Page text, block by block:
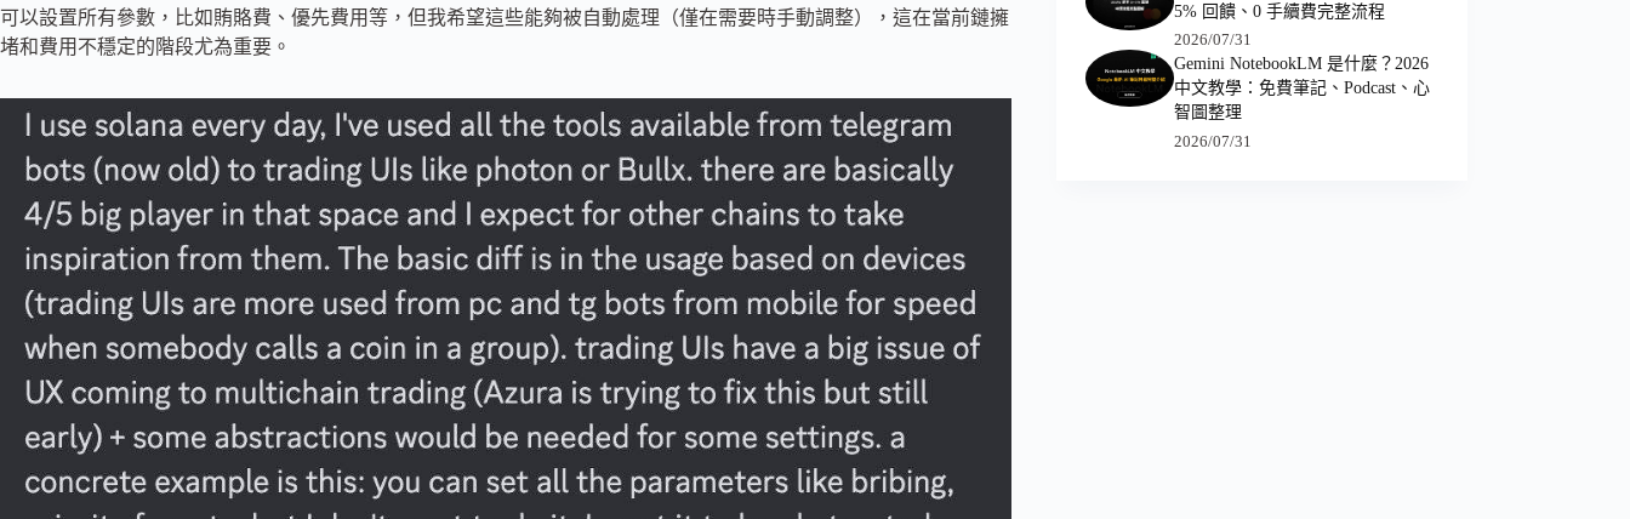
可以設置所有參數，比如賄賂費、優先費用等，但我希望這些能夠被自動處理（僅在需要時手動調整），這在當前鏈擁
堵和費用不穩定的階段尤為重要。
5% 回饋、0 手續費完整流程
2026/07/31
Gemini NotebookLM 是什麼？2026
中文教學：免費筆記、Podcast、心
智圖整理
2026/07/31